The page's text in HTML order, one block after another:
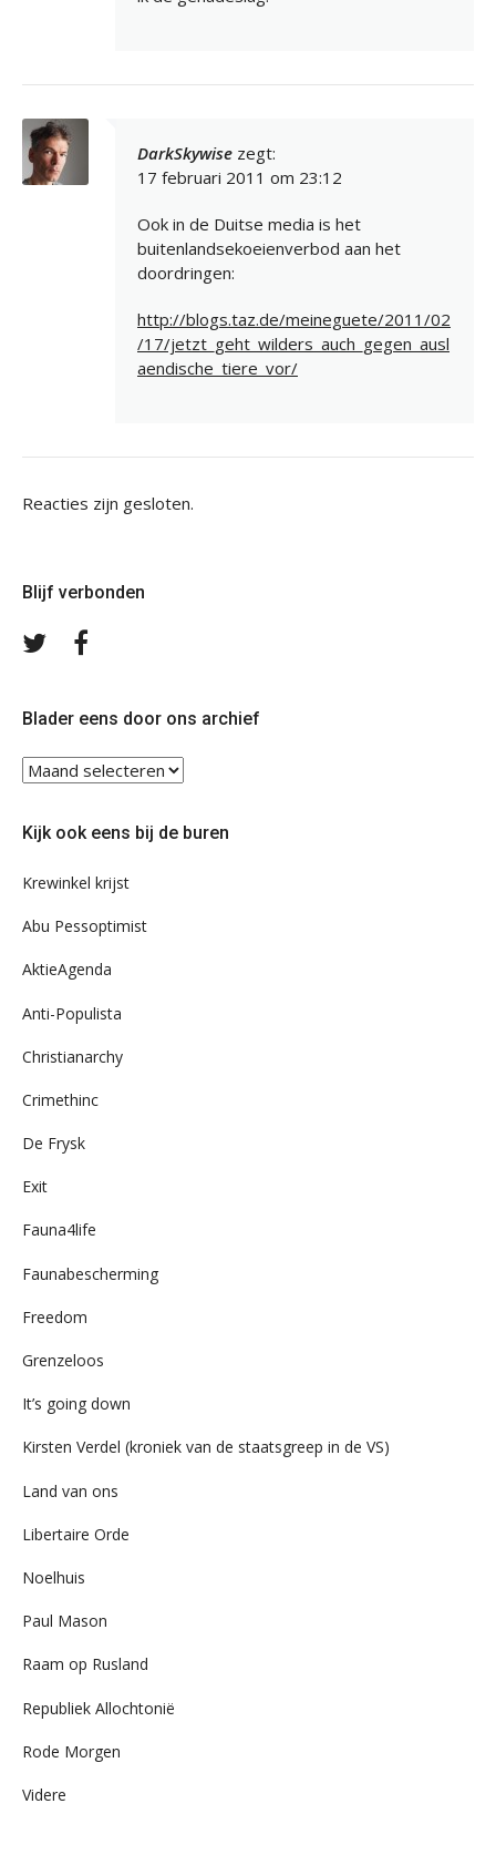
DarkSkywise zegt:
17 februari 2011 om 23:12
Ook in de Duitse media is het
buitenlandsekoeienverbod aan het
doordringen:
http://blogs.taz.de/meineguete/2011/02
/17/jetzt_geht_wilders_auch_gegen_ausl
aendische_tiere_vor/
Reacties zijn gesloten.
Blijf verbonden
Volg
Blader eens door ons archief
Blader
eens
ons
Kijk ook eens bij de buren
Krewinkel krijst
Abu Pessoptimist
AktieAgenda
Anti-Populista
Christianarchy
Crimethinc
De Frysk
Exit
Fauna4life
Faunabescherming
Freedom
Grenzeloos
It’s going down
Kirsten Verdel (kroniek van de staatsgreep in de VS)
Land van ons
Libertaire Orde
Noelhuis
Paul Mason
Raam op Rusland
Republiek Allochtonië
Rode Morgen
Videre